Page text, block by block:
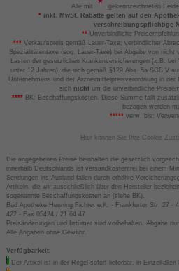
Alle mit
gekennzeichneten
*inkl. MwSt. Rabatte gelten auf den
verschreibungspflichtige
** Unverbindliche
*** Verkaufspreis gemäß Lauer-Taxe; verbindlicher
Spezialitätentaxe (sog. Lauer-Taxe) bei Abgabe von
Lasten der gesetzlichen Krankenversicherungen (z.B.
unter 12 Jahren), die sich gemäß §129 Abs. 5a SGB V
Unternehmens und der Arzneimittelpreisverordnung in
sich nicht um die unverbindliche
****BK: Beschaffungskosten. Diese Summe fällt
bezogen werden
*****verw. bis:
Hier können Sie Ihre Cookie-
Die angegebenen Preise beinhalten die gesetzlich
innerhalb Deutschlands ist versandkostenfrei bei einem
Sendungen ins Ausland fallen durch erhöhte
Artikeln, die wir ausschließlich über den Hersteller
sogenannte Beschaffungskosten an (siehe BK).
Bad Apotheke Henning Fichter e.K. - Frankfurter Str. 27 -
422 - Fax 05424 / 21 64 47
Preisänderungen und Irrtümer sind vorbehalten. Abgabe
Alle Angaben ohne Gewähr.
Verfügbarkeit:
Der Artikel ist in der Regel sofort lieferbar, in Einzelfällen